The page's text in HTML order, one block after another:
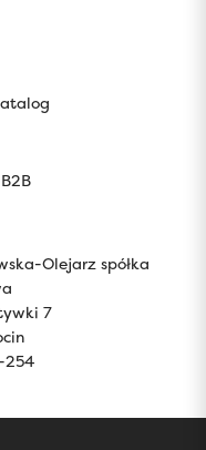
Olejarz spółka
7
254